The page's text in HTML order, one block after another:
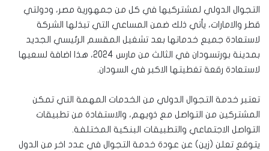
التجوال الدولي لمشتركيها في كل من جمهورية مصر، ودولتي
قطر والامارات، يأتي ذلك ضمن المساعي التي تبذلها الشركة
لاستعادة جميع خدماتها بعد تشغيل المقسم الرئيسي الجديد
بمدينة بورتسودان في الثالث من مارس 2024، هذا اضافة لسعيها
لاستعادة رقعة تغطيتها الاكبر في السودان.
تعتبر خدمة التجوال الدولي من الخدمات المهمة التي تمكن
المشتركين من التواصل مع ذويهم، والاستفادة من تطبيقات
التواصل الاجتماعي والتطبيقات البنكية المختلفة.
يتوقع تعلن (زين) عن عودة خدمة التجوال في عدد اخر من الدول